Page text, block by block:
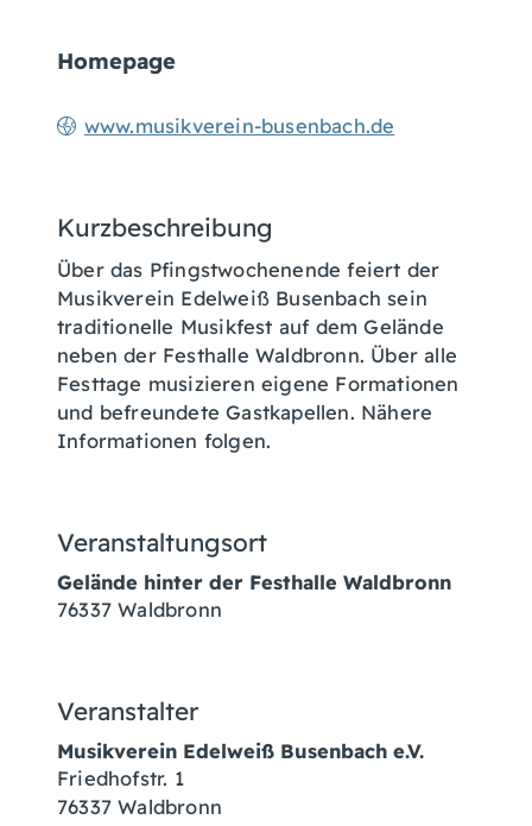
Homepage
www.musikverein-busenbach.de
Kurzbeschreibung
Über das Pfingstwochenende feiert der
Musikverein Edelweiß Busenbach sein
traditionelle Musikfest auf dem Gelände
neben der Festhalle Waldbronn. Über alle
Festtage musizieren eigene Formationen
und befreundete Gastkapellen. Nähere
Informationen folgen.
Veranstaltungsort
Gelände hinter der Festhalle Waldbronn
76337 Waldbronn
Veranstalter
Musikverein Edelweiß Busenbach e.V.
Friedhofstr. 1
76337 Waldbronn